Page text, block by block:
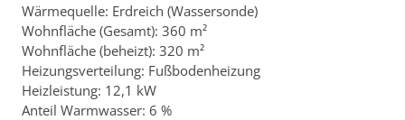
Wärmequelle: Erdreich (Wassersonde)
Wohnfläche (Gesamt): 360 m²
Wohnfläche (beheizt): 320 m²
Heizungsverteilung: Fußbodenheizung
Heizleistung: 12,1 kW
Anteil Warmwasser: 6 %